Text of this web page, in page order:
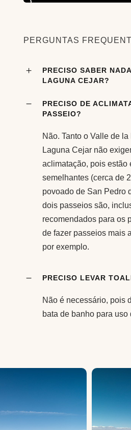
PERGUNTAS
PRECISO SABER
LAGUNA CEJAR?
PRECISO DE
PASSEIO?
Não. Tanto o Valle de
Laguna Cejar não
aclimatação, pois estão
semelhantes (cerca de
povoado de San Pedro
dois passeios são,
recomendados para os
de fazer passeios mais
por exemplo.
PRECISO LEVAR
Não é necessário, pois
bata de banho para uso